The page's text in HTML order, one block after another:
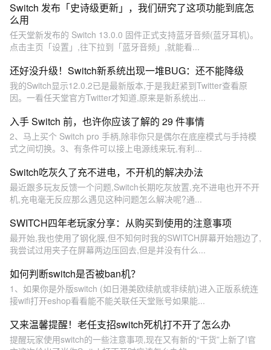
Switch 发布「史诗级更新」，我们研究了这项功能到底怎
么用
任天堂新发布的 Switch 13.0.0 固件正式支持蓝牙音频(蓝牙耳机)。
点击主页「设置」,往下拉到「蓝牙音频」,就能看...
还好没升级！Switch新系统出现一堆BUG：还不能降级
我的Switch显示12.0.2已是最新版本,于是我赶紧到Twitter查看原
因。一看任天堂官方Twitter才知道,原来是新系统出...
入手 Switch 前，也许你应该了解的 29 件事情
2、马上买个 Switch pro 手柄,除非你只是偶尔在底座模式与手持模
式之间切换。3、有条件可以接上电源线来玩,有利...
Switch吃灰久了充不进电，不开机的解决办法
最近跟多玩友反馈一个问题,Switch长期吃灰放置,充不进电也开不开
机,充电毫无反应那么遇见这种问题怎么解决呢?通...
SWITCH四年老玩家分享：从购买到使用的注意事项
最开始,我也使用了钢化膜,但不知何时我的SWITCH屏幕开始翘边了,
我尝试过用夹子在屏幕两边压回去,但是并没有什么...
如何判断switch是否被ban机？
1、如果你是外版switch (如日港美欧续航或非续航)进入正版系统连
接wifi打开eshop看看能不能关联任天堂账号如果能...
又来温馨提醒！老任支招switch死机打不开了怎么办
提醒玩家使用switch的一些注意事项,现在又有新的“干货”上新了!官